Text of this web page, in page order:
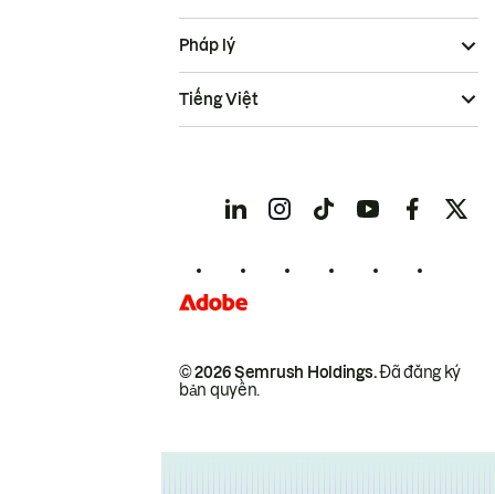
© 2026 Semrush Holdings.Đã đăng ký
bản quyền.
Pháp lý
Tiếng Việt